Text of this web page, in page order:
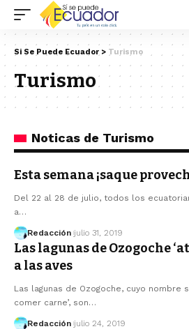
Si Se Puede Ecuador > Turismo
Turismo
Noticas de Turismo
Esta semana ¡saque
Del 22 al 28 de julio, todos los
a…
Redacción julio 31, 2019
Las lagunas de Ozogoche
a las aves
Las lagunas de Ozogoche, cuyo nombre
comer carne’, son…
Redacción julio 24, 2019